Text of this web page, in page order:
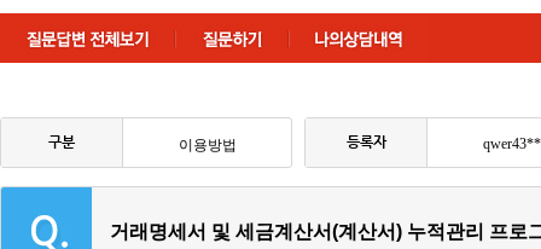
구분 이용방법 등록자 qwer43**
거래명세서 및 세금계산서(계산서) 누적관리 프로